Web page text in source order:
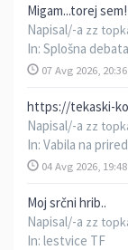
Migam...torej sem!
Napisal/-a zz
In: Splošna debata
07 Avg 2026, 20:36
https://tekaski-
Napisal/-a zz
In: Vabila na
04 Avg 2026, 19:48
Moj srčni hrib..
Napisal/-a zz
In: lestvice TF